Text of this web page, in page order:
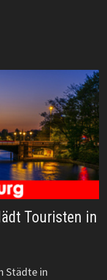
Touristen in
Städte in